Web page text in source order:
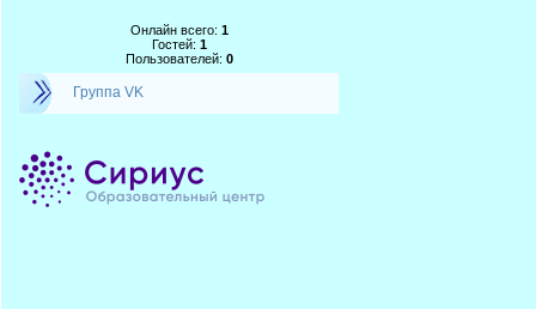
Онлайн всего: 1
Гостей: 1
Пользователей: 0
Группа VK